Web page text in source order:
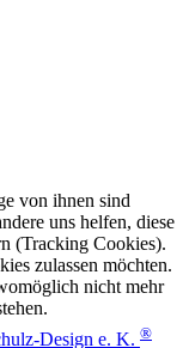
Design e. K. ®
von ihnen sind
uns helfen, diese
(Tracking Cookies).
zulassen möchten.
nicht mehr